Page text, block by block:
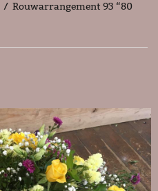
/ Rouwarrangement 93 “80